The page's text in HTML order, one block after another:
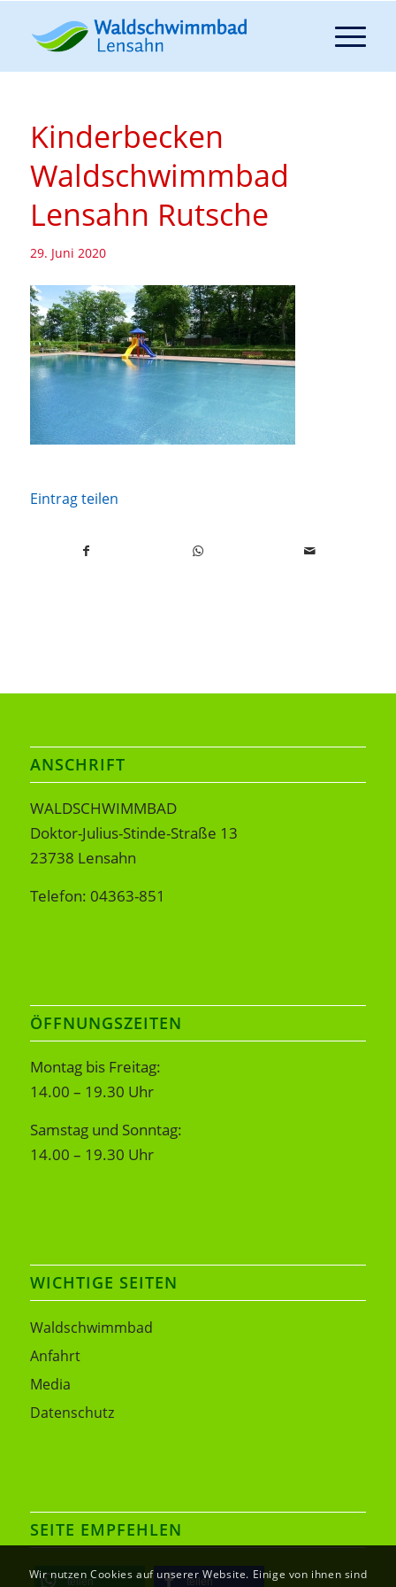
Kinderbecken
Waldschwimmbad
Lensahn Rutsche
29. Juni 2020
Eintrag teilen
ANSCHRIFT
WALDSCHWIMMBAD
Doktor-Julius-Stinde-Straße 13
23738 Lensahn
Telefon: 04363-851
ÖFFNUNGSZEITEN
Montag bis Freitag:
14.00 – 19.30 Uhr
Samstag und Sonntag:
14.00 – 19.30 Uhr
WICHTIGE SEITEN
Waldschwimmbad
Anfahrt
Media
Datenschutz
SEITE EMPFEHLEN
teilen teilen
Wir nutzen Cookies auf unserer Website. Einige von ihnen sind